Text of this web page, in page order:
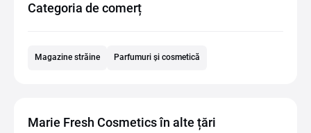
Categoria de comerț
Magazine străine Parfumuri și cosmetică
Marie Fresh Cosmetics în alte țări